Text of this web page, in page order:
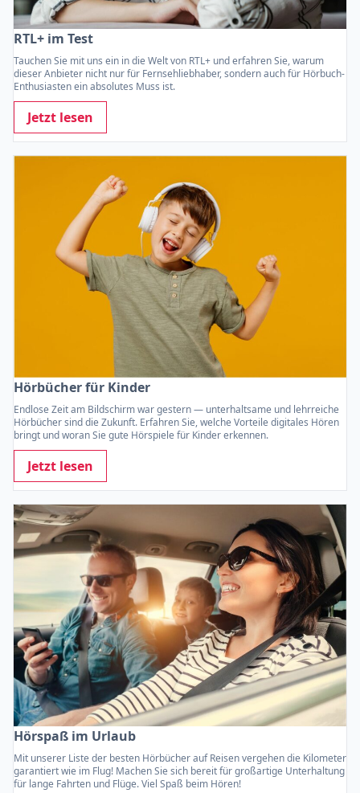
RTL+ im Test
Tauchen Sie mit uns ein in die Welt von RTL+ und erfahren Sie, warum
dieser Anbieter nicht nur für Fernsehliebhaber, sondern auch für Hörbuch-
Enthusiasten ein absolutes Muss ist.
Jetzt lesen
Hörbücher für Kinder
Endlose Zeit am Bildschirm war gestern — unterhaltsame und lehrreiche
Hörbücher sind die Zukunft. Erfahren Sie, welche Vorteile digitales Hören
bringt und woran Sie gute Hörspiele für Kinder erkennen.
Jetzt lesen
Hörspaß im Urlaub
Mit unserer Liste der besten Hörbücher auf Reisen vergehen die Kilometer
garantiert wie im Flug! Machen Sie sich bereit für großartige Unterhaltung
für lange Fahrten und Flüge. Viel Spaß beim Hören!